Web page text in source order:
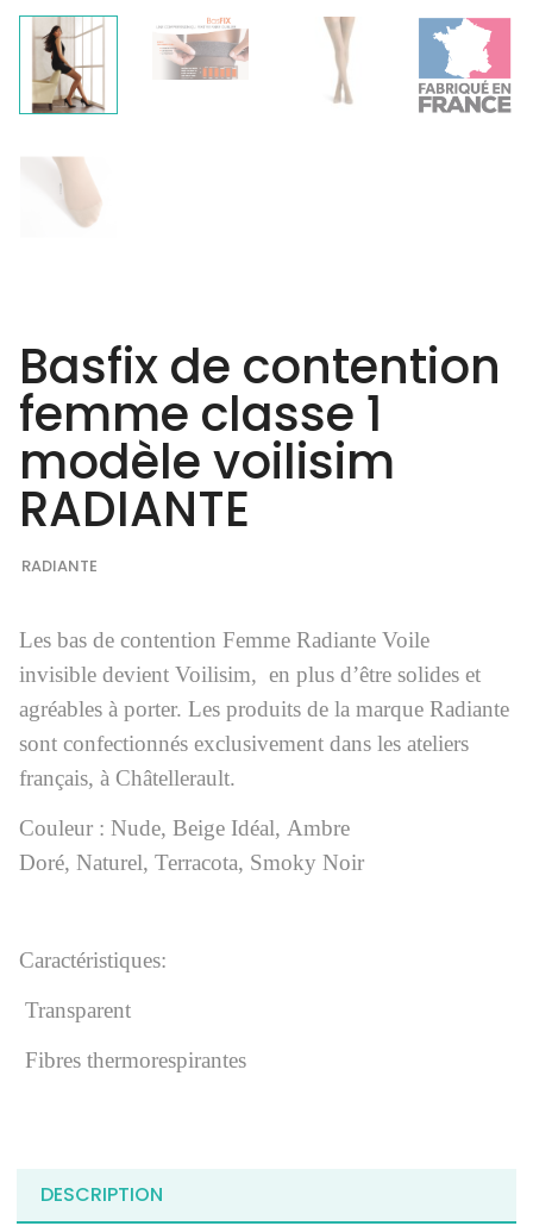
Basfix de contention
femme classe 1
modèle voilisim
RADIANTE
RADIANTE
Les bas de contention Femme Radiante Voile
invisible devient Voilisim, en plus d’être solides et
agréables à porter. Les produits de la marque Radiante
sont confectionnés exclusivement dans les ateliers
français, à Châtellerault.
Couleur : Nude, Beige Idéal, Ambre
Doré, Naturel, Terracota, Smoky Noir
Caractéristiques:
Transparent
Fibres thermorespirantes
DESCRIPTION